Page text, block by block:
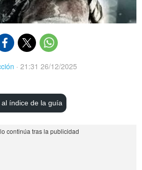
· 21:31 26/12/2025
al índice de la guía